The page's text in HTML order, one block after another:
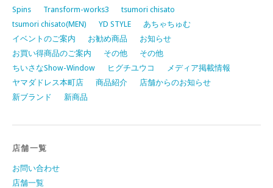
Spins
Transform-works3
tsumori chisato
tsumori chisato(MEN)
YD STYLE
あちゃちゅむ
イベントのご案内
お勧め商品
お知らせ
お買い得商品のご案内
その他
その他
ちいさなShow-Window
ヒグチユウコ
メディア掲載情報
ヤマダドレス本町店
商品紹介
店舗からのお知らせ
新ブランド
新商品
店舗一覧
お問い合わせ
店舗一覧